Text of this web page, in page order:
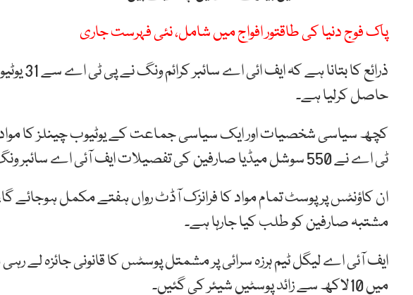
پاک فوج دنیا کی طاقتور افواج میں شامل، نئی فہرست جاری
ذرائع کا
حاصل کرلیا ہے۔
کچھ سیاسی شخصیات اور ایک سیاسی جماعت کے یوٹیوب چینلز کا
ٹی اے نے 550 سوشل میڈیا صارفین کی تفصیلات ایف آئی اے سائبر ونگ کے حوالے کی تھی۔
ان کاؤنٹس پر پوسٹ تمام مواد کا فرانزک آڈٹ رواں ہفتے مکمل ہوجائے
مشتبہ صارفین کو طلب کیا جارہا ہے۔
میں 10لاکھ سے زائد پوسٹیں شیئر کی گئیں۔